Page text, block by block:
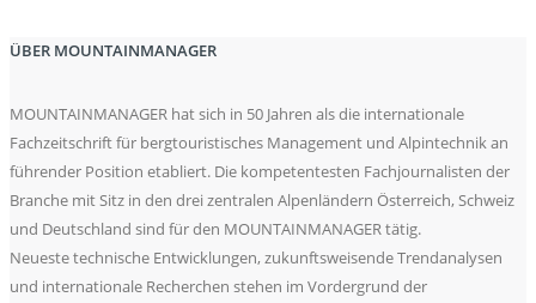
ÜBER MOUNTAINMANAGER
MOUNTAINMANAGER hat sich in 50 Jahren als die internationale
Fachzeitschrift für bergtouristisches Management und Alpintechnik an
führender Position etabliert. Die kompetentesten Fachjournalisten der
Branche mit Sitz in den drei zentralen Alpenländern Österreich, Schweiz
und Deutschland sind für den MOUNTAINMANAGER tätig.
Neueste technische Entwicklungen, zukunftsweisende Trendanalysen
und internationale Recherchen stehen im Vordergrund der